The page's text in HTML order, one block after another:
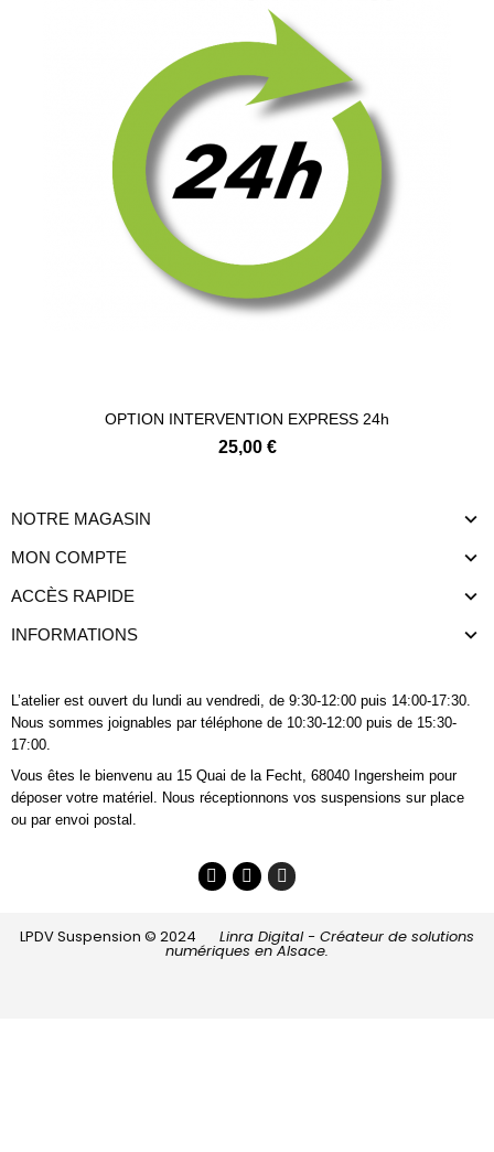
OPTION INTERVENTION EXPRESS 24h
25,00 €
NOTRE MAGASIN
MON COMPTE
ACCÈS RAPIDE
INFORMATIONS
L’atelier est ouvert du lundi au vendredi, de 9:30-12:00 puis 14:00-17:30.
Nous sommes joignables par téléphone de 10:30-12:00 puis de 15:30-
17:00.
Vous êtes le bienvenu au 15 Quai de la Fecht, 68040 Ingersheim pour
déposer votre matériel. Nous réceptionnons vos suspensions sur place
ou par envoi postal.
LPDV Suspension © 2024 Linra Digital - Créateur de solutions
numériques en Alsace.